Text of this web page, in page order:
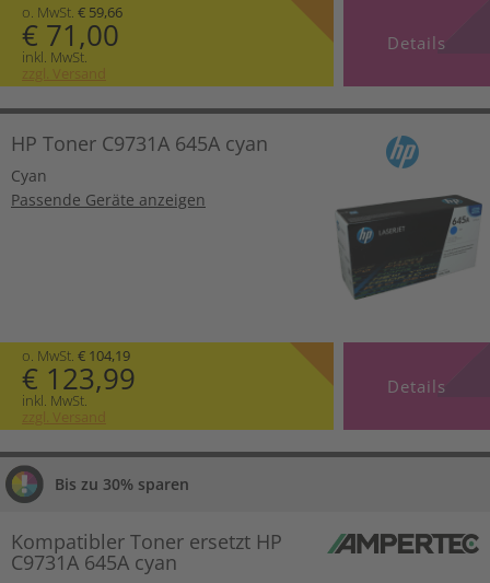
o. MwSt. € 59,66
€ 71,00
inkl. MwSt.
zzgl. Versand
Details
HP Toner C9731A 645A cyan
Cyan
Passende Geräte anzeigen
o. MwSt. € 104,19
€ 123,99
inkl. MwSt.
zzgl. Versand
Details
Bis zu 30% sparen
Kompatibler Toner ersetzt HP
C9731A 645A cyan